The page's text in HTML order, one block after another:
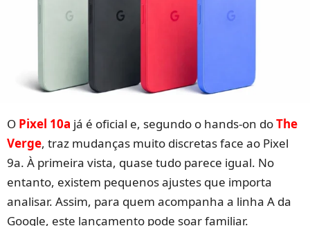
O Pixel 10a já é oficial e, segundo o hands-on doThe
Verge, traz mudanças muito discretas face ao Pixel
9a. À primeira vista, quase tudo parece igual. No
entanto, existem pequenos ajustes que importa
analisar. Assim, para quem acompanha a linha A da
Google, este lançamento pode soar familiar.